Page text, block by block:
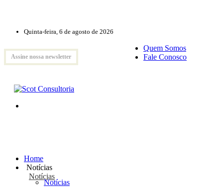
Quinta-feira, 6 de agosto de 2026
Assine nossa newsletter
Quem Somos
Fale Conosco
Home
Notícias
Notícias
Notícias